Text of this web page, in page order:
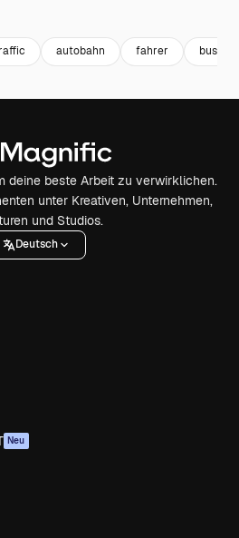
autobahn fahrer bus
deine beste Arbeit zu verwirklichen.
unter Kreativen, Unternehmen,
und Studios.
Deutsch
Neu